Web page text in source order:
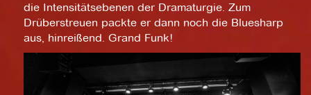
die Intensitätsebenen der Dramaturgie. Zum
Drüberstreuen packte er dann noch die Bluesharp
aus, hinreißend. Grand Funk!